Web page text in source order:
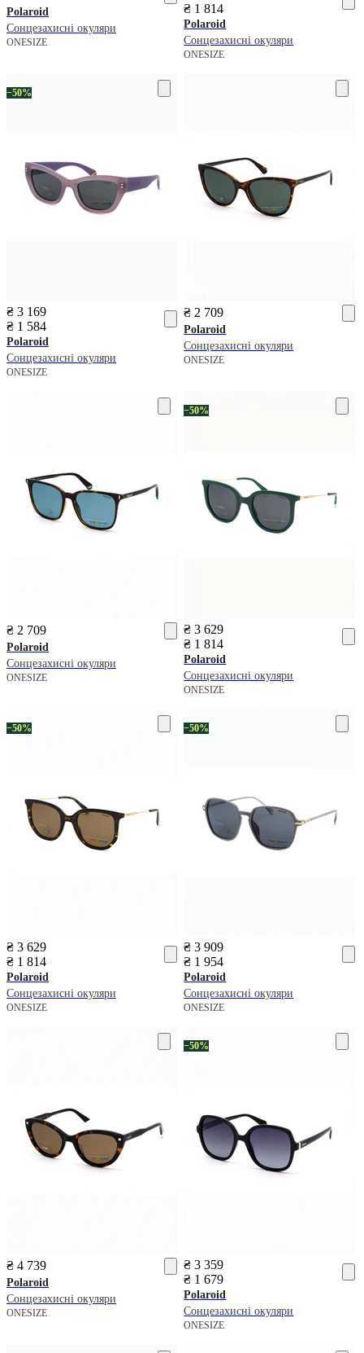
Polaroid
Сонцезахисні окуляри
ONESIZE
₴ 1 814
Polaroid
Сонцезахисні окуляри
ONESIZE
−50%
₴ 3 169
₴ 1 584
Polaroid
Сонцезахисні окуляри
ONESIZE
₴ 2 709
Polaroid
Сонцезахисні окуляри
ONESIZE
₴ 2 709
Polaroid
Сонцезахисні окуляри
ONESIZE
−50%
₴ 3 629
₴ 1 814
Polaroid
Сонцезахисні окуляри
ONESIZE
−50%
₴ 3 629
₴ 1 814
Polaroid
Сонцезахисні окуляри
ONESIZE
−50%
₴ 3 909
₴ 1 954
Polaroid
Сонцезахисні окуляри
ONESIZE
₴ 4 739
Polaroid
Сонцезахисні окуляри
ONESIZE
−50%
₴ 3 359
₴ 1 679
Polaroid
Сонцезахисні окуляри
ONESIZE